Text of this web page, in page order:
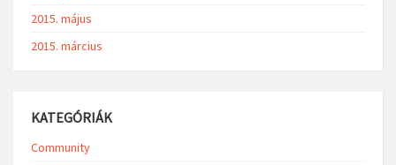
2015. május
2015. március
KATEGÓRIÁK
Community